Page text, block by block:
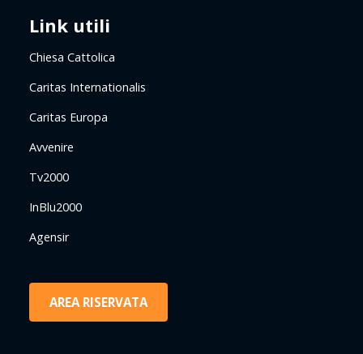
Link utili
Chiesa Cattolica
Caritas Internationalis
Caritas Europa
Avvenire
Tv2000
InBlu2000
Agensir
AREA RISERVATA